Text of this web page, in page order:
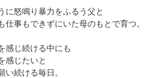
に怒鳴り暴力をふるう父と
仕事もできずにいた母のもとで育つ。
感じ続ける中にも
感じたいと
い続ける毎日。